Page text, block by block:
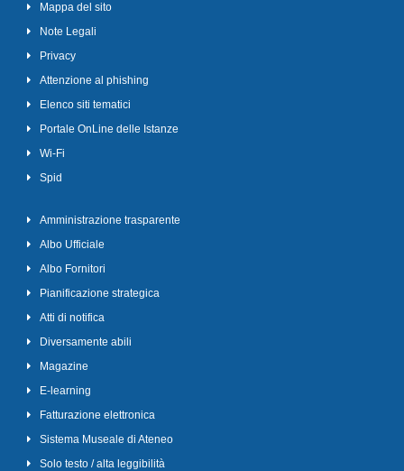
Mappa del sito
Note Legali
Privacy
Attenzione al phishing
Elenco siti tematici
Portale OnLine delle Istanze
Wi-Fi
Spid
Amministrazione trasparente
Albo Ufficiale
Albo Fornitori
Pianificazione strategica
Atti di notifica
Diversamente abili
Magazine
E-learning
Fatturazione elettronica
Sistema Museale di Ateneo
Solo testo / alta leggibilità